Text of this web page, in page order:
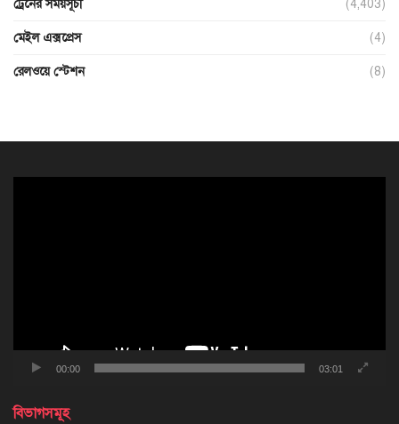
ট্রেনের সময়সূচী (4,403)
মেইল এক্সপ্রেস (4)
রেলওয়ে স্টেশন (8)
00:00 03:01
বিভাগসমূহ